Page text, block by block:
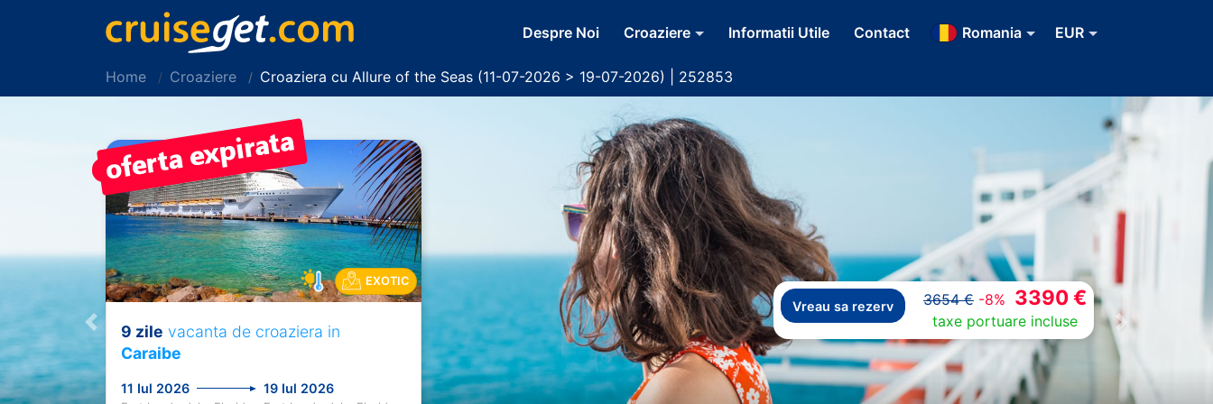
Despre Noi Croaziere Informatii Utile Contact Romania EUR
Home Croaziere Croaziera cu Allure of the Seas (11-07-2026 > 19-07-2026) | 252853
Vreau sa rezerv 3654 € -8% 3390 €
taxe portuare incluse
Previous Next
PRET REDUS!
EXOTIC
9 zile vacanta de croaziera in
Caraibe
11 Iul 2026 19 Iul 2026